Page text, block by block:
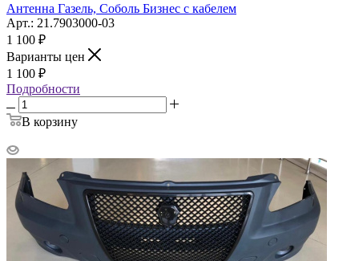
Антенна Газель, Соболь Бизнес с кабелем
Арт.: 21.7903000-03
1 100 ₽
Варианты цен
1 100 ₽
Подробности
В корзину